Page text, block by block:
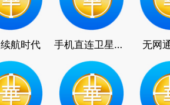
航时代 手机直连卫星普及 无网